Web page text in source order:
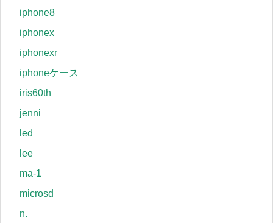
iphone8
iphonex
iphonexr
iphoneケース
iris60th
jenni
led
lee
ma-1
microsd
n.